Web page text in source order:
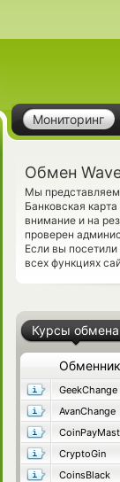
Мониторинг
Обмен
Мы представляем
Банковская
внимание и на
проверен
Если вы
всех функциях
Курсы обмена
Обменник
GeekChange
AvanChange
CryptoGin
CoinsBlack